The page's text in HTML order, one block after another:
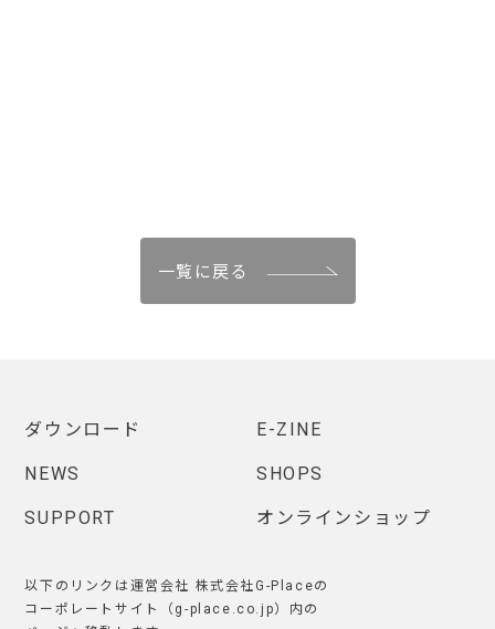
一覧に戻る
ダウンロード E-ZINE
NEWS SHOPS
SUPPORT オンラインショップ
以下のリンクは運営会社 株式会社G-Placeの
コーポレートサイト（g-place.co.jp）内の